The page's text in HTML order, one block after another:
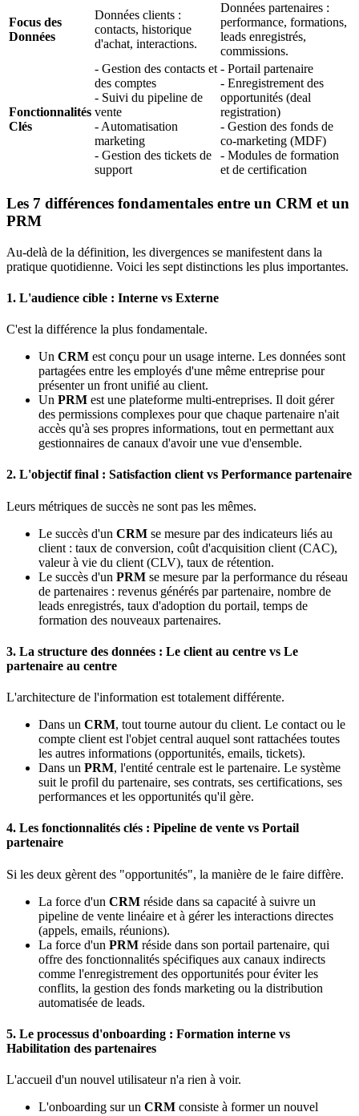
Focus des
Données
Données clients :
contacts, historique
d'achat, interactions.
Données partenaires :
performance, formations,
leads enregistrés,
commissions.
Fonctionnalités
Clés
- Gestion des contacts et
des comptes
- Suivi du pipeline de
vente
- Automatisation
marketing
- Gestion des tickets de
support
- Portail partenaire
- Enregistrement des
opportunités (deal
registration)
- Gestion des fonds de
co-marketing (MDF)
- Modules de formation
et de certification
Les 7 différences fondamentales entre un CRM et un
PRM
Au-delà de la définition, les divergences se manifestent dans la
pratique quotidienne. Voici les sept distinctions les plus importantes.
1. L'audience cible : Interne vs Externe
C'est la différence la plus fondamentale.
Un CRM est conçu pour un usage interne. Les données sont
partagées entre les employés d'une même entreprise pour
présenter un front unifié au client.
Un PRM est une plateforme multi-entreprises. Il doit gérer
des permissions complexes pour que chaque partenaire n'ait
accès qu'à ses propres informations, tout en permettant aux
gestionnaires de canaux d'avoir une vue d'ensemble.
2. L'objectif final : Satisfaction client vs Performance partenaire
Leurs métriques de succès ne sont pas les mêmes.
Le succès d'un CRM se mesure par des indicateurs liés au
client : taux de conversion, coût d'acquisition client (CAC),
valeur à vie du client (CLV), taux de rétention.
Le succès d'un PRM se mesure par la performance du réseau
de partenaires : revenus générés par partenaire, nombre de
leads enregistrés, taux d'adoption du portail, temps de
formation des nouveaux partenaires.
3. La structure des données : Le client au centre vs Le
partenaire au centre
L'architecture de l'information est totalement différente.
Dans un CRM, tout tourne autour du client. Le contact ou le
compte client est l'objet central auquel sont rattachées toutes
les autres informations (opportunités, emails, tickets).
Dans un PRM, l'entité centrale est le partenaire. Le système
suit le profil du partenaire, ses contrats, ses certifications, ses
performances et les opportunités qu'il gère.
4. Les fonctionnalités clés : Pipeline de vente vs Portail
partenaire
Si les deux gèrent des "opportunités", la manière de le faire diffère.
La force d'un CRM réside dans sa capacité à suivre un
pipeline de vente linéaire et à gérer les interactions directes
(appels, emails, réunions).
La force d'un PRM réside dans son portail partenaire, qui
offre des fonctionnalités spécifiques aux canaux indirects
comme l'enregistrement des opportunités pour éviter les
conflits, la gestion des fonds marketing ou la distribution
automatisée de leads.
5. Le processus d'onboarding : Formation interne vs
Habilitation des partenaires
L'accueil d'un nouvel utilisateur n'a rien à voir.
L'onboarding sur un CRM consiste à former un nouvel